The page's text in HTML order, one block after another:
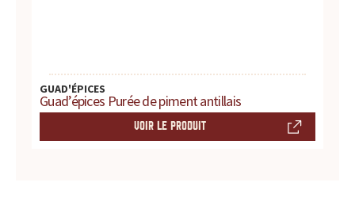
GUAD'ÉPICES
Guad’épices Purée de piment antillais
VOIR LE PRODUIT